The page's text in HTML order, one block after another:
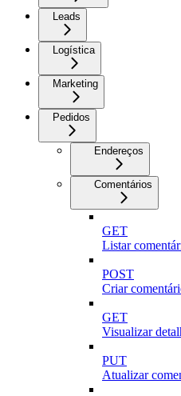
Leads
Logística
Marketing
Pedidos
Endereços
Comentários
GET
Listar
POST
Criar
GET
Visualizar
PUT
Atualizar